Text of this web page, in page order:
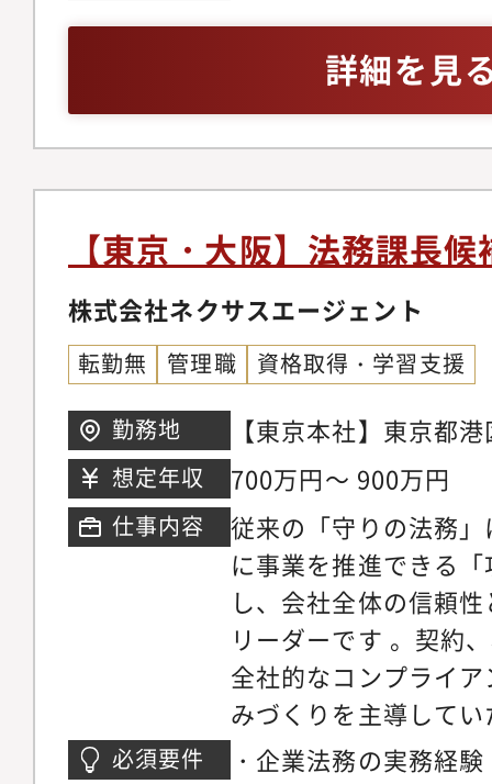
程、ガバナンス体制
キュリティ、個人情
会、取締役会等の機
際の協業スキームの
標準化、効率化、属
生成AIやリーガルテ
査・法務相談の効率
チェック基準の整備
相談・審査フローの
考えています。 既存
はなく、法務業務の
がら、業務時間や残
組みを自ら企画し、
期待しています。 ■
来的には、本人の志
のようなキャリアを
法務部門を取りまと
管理部門責任者・経
トの牽引など、より
割を担っていただき
容＞法務局は約20名
の業務を担っていま
文）の審査・作成お
渉支援・広告関連法
適法・フリーランス
律相談対応・海外事
を含む案件への法務
応じて）・業務提携
上げ等のプロジェク
請支援、紛争対応お
応の支援・法令改正
えた社内ルール・業
業務基盤整備やツー
ル、AI等）の推進・
の法務知識の共有、
署のミッション・ビ
パーパスとして「す
といった経営に近い
す。子会社は10社ほ
ルール設計や整備に
境です。 ■働き方／
社ベースの就業を想
は通常期で月10～20
けた働き方が実現で
和文契約が中心とな
を着実に積むことが
にマネジメントにも
部門の中核メンバー
す。・ベンチャーか
のコーポレートイシ
キャリア形成に役立
部内に法務チームが
ゆくは法務部長とし
ます。
詳細を見
【東京・大阪】法務課長候
株式会社ネクサスエージェント
転勤無 管理職 資格取得・学習支援
勤務地
【東京本社】東京都
タープレイス3階【大
区中崎西2-4-12 梅田
想定年収 700万円～ 900万円
仕事内容
従来の「守りの法務
に事業を推進できる
し、会社全体の信頼
リーダーです 。契約
全社的なコンプライ
みづくりを主導して
な業務内容】1．予防
必須要件
・企業法務の実務経